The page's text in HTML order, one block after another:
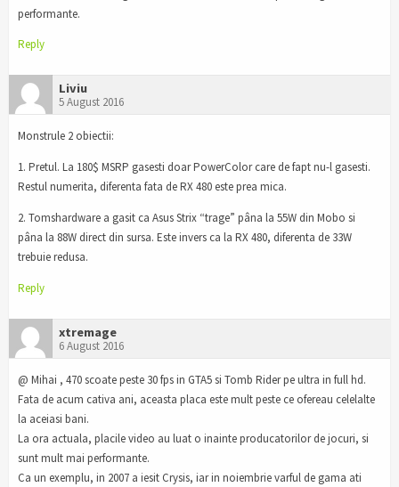
performante.
Reply
Liviu
5 August 2016
Monstrule 2 obiectii:
1. Pretul. La 180$ MSRP gasesti doar PowerColor care de fapt nu-l gasesti.
Restul numerita, diferenta fata de RX 480 este prea mica.
2. Tomshardware a gasit ca Asus Strix “trage” pâna la 55W din Mobo si
pâna la 88W direct din sursa. Este invers ca la RX 480, diferenta de 33W
trebuie redusa.
Reply
xtremage
6 August 2016
@ Mihai , 470 scoate peste 30 fps in GTA5 si Tomb Rider pe ultra in full hd.
Fata de acum cativa ani, aceasta placa este mult peste ce ofereau celelalte
la aceiasi bani.
La ora actuala, placile video au luat o inainte producatorilor de jocuri, si
sunt mult mai performante.
Ca un exemplu, in 2007 a iesit Crysis, iar in noiembrie varful de gama ati